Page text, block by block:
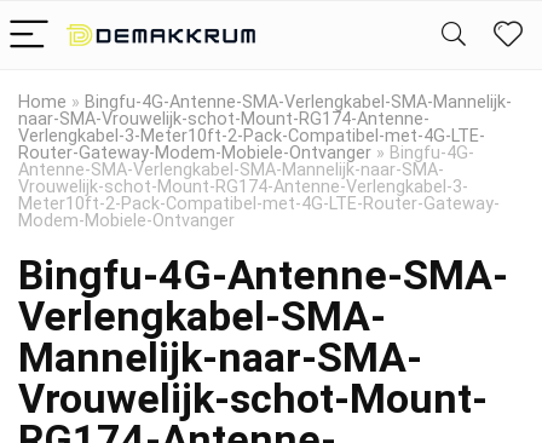
Home » Bingfu-4G-Antenne-SMA-Verlengkabel-SMA-Mannelijk-
naar-SMA-Vrouwelijk-schot-Mount-RG174-Antenne-
Verlengkabel-3-Meter10ft-2-Pack-Compatibel-met-4G-LTE-
Router-Gateway-Modem-Mobiele-Ontvanger » Bingfu-4G-
Antenne-SMA-Verlengkabel-SMA-Mannelijk-naar-SMA-
Vrouwelijk-schot-Mount-RG174-Antenne-Verlengkabel-3-
Meter10ft-2-Pack-Compatibel-met-4G-LTE-Router-Gateway-
Modem-Mobiele-Ontvanger
Bingfu-4G-Antenne-SMA-
Verlengkabel-SMA-
Mannelijk-naar-SMA-
Vrouwelijk-schot-Mount-